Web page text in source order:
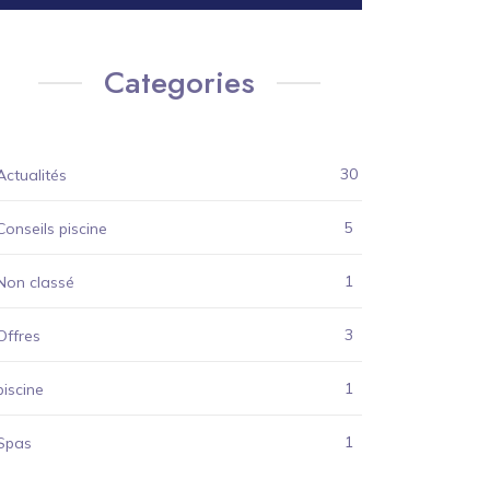
Categories
30
piscine 5
classé 1
3
1
1